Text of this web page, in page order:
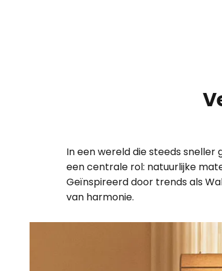
In een wereld die steeds
een centrale rol: natuurlijke
Geïnspireerd door trends als
van harmonie.